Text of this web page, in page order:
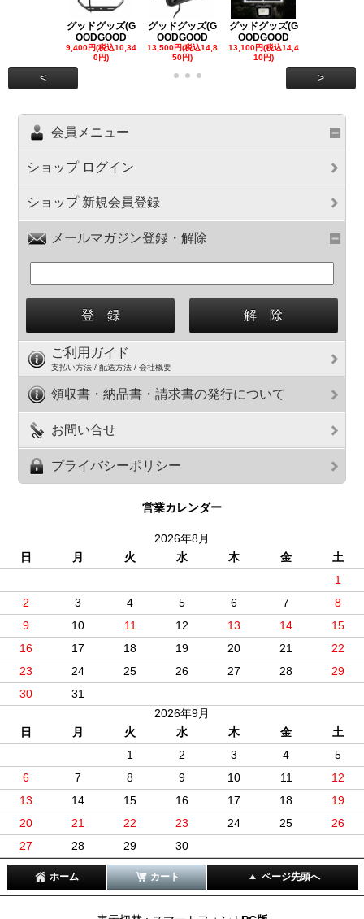
グッドグッズ(G
OODGOOD
9,400円(税込10,34
0円)
グッドグッズ(G
OODGOOD
13,500円(税込14,8
50円)
グッドグッズ(G
OODGOOD
13,100円(税込14,4
10円)
< >
会員メニュー
ショップ ログイン
ショップ 新規会員登録
メールマガジン登録・解除
ご利用ガイド
支払い方法 / 配送方法 / 会社概要
領収書・納品書・請求書の発行について
お問い合せ
プライバシーポリシー
営業カレンダー
2026年8月
日
月 火 水 木 金
土
1
2
3 4 5 6 7
8
9
10 11 12 13 14
15
16
17 18 19 20 21
22
23
24 25 26 27 28
29
30
31
2026年9月
日
月 火 水 木 金
土
1
2 3 4
5
6
7 8 9 10 11
12
13
14 15 16 17 18
19
20
21 22 23 24 25
26
27
28 29 30
ホーム カート ページ先頭へ